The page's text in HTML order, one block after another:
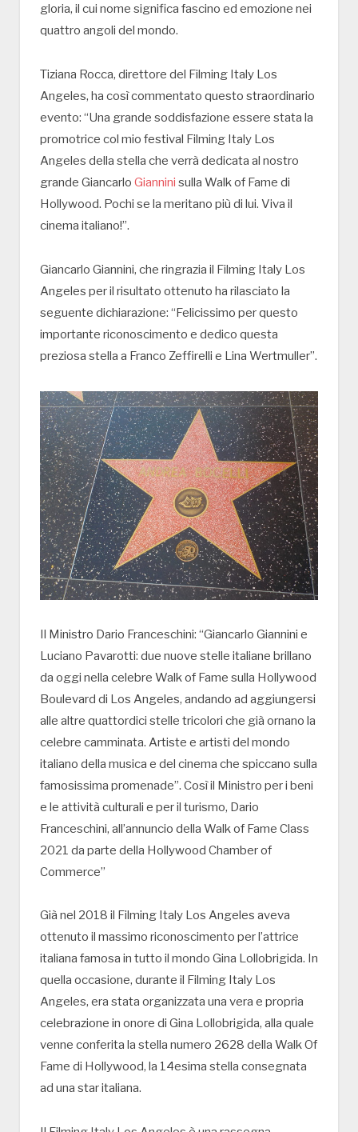
gloria, il cui nome significa fascino ed emozione nei
quattro angoli del mondo.
Tiziana Rocca, direttore del Filming Italy Los
Angeles, ha così commentato questo straordinario
evento: “Una grande soddisfazione essere stata la
promotrice col mio festival Filming Italy Los
Angeles della stella che verrà dedicata al nostro
grande Giancarlo Giannini sulla Walk of Fame di
Hollywood. Pochi se la meritano più di lui. Viva il
cinema italiano!”.
Giancarlo Giannini, che ringrazia il Filming Italy Los
Angeles per il risultato ottenuto ha rilasciato la
seguente dichiarazione: “Felicissimo per questo
importante riconoscimento e dedico questa
preziosa stella a Franco Zeffirelli e Lina Wertmuller”.
Il Ministro Dario Franceschini: “Giancarlo Giannini e
Luciano Pavarotti: due nuove stelle italiane brillano
da oggi nella celebre Walk of Fame sulla Hollywood
Boulevard di Los Angeles, andando ad aggiungersi
alle altre quattordici stelle tricolori che già ornano la
celebre camminata. Artiste e artisti del mondo
italiano della musica e del cinema che spiccano sulla
famosissima promenade”. Così il Ministro per i beni
e le attività culturali e per il turismo, Dario
Franceschini, all’annuncio della Walk of Fame Class
2021 da parte della Hollywood Chamber of
Commerce”
Già nel 2018 il Filming Italy Los Angeles aveva
ottenuto il massimo riconoscimento per l’attrice
italiana famosa in tutto il mondo Gina Lollobrigida. In
quella occasione, durante il Filming Italy Los
Angeles, era stata organizzata una vera e propria
celebrazione in onore di Gina Lollobrigida, alla quale
venne conferita la stella numero 2628 della Walk Of
Fame di Hollywood, la 14esima stella consegnata
ad una star italiana.